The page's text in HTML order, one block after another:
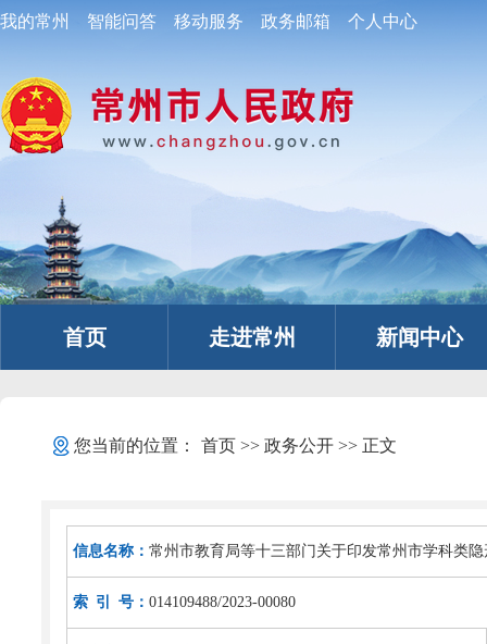
我的常州 智能问答 移动服务 政务邮箱 个人中心
首页 走进常州 新闻中心
您当前的位置： 首页>> 政务公开>> 正文
信息名称： 常州市教育局等十三部门关于印发常州市学科类
索 引 号： 014109488/2023-00080